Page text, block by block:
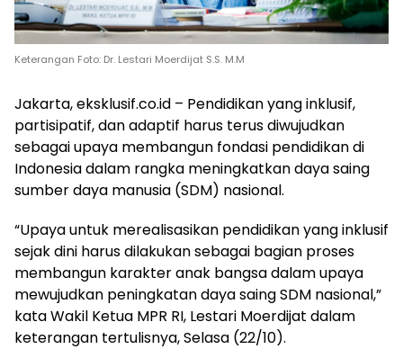
Keterangan Foto: Dr. Lestari Moerdijat S.S. M.M
Jakarta, eksklusif.co.id – Pendidikan yang inklusif,
partisipatif, dan adaptif harus terus diwujudkan
sebagai upaya membangun fondasi pendidikan di
Indonesia dalam rangka meningkatkan daya saing
sumber daya manusia (SDM) nasional.
“Upaya untuk merealisasikan pendidikan yang inklusif
sejak dini harus dilakukan sebagai bagian proses
membangun karakter anak bangsa dalam upaya
mewujudkan peningkatan daya saing SDM nasional,”
kata Wakil Ketua MPR RI, Lestari Moerdijat dalam
keterangan tertulisnya, Selasa (22/10).